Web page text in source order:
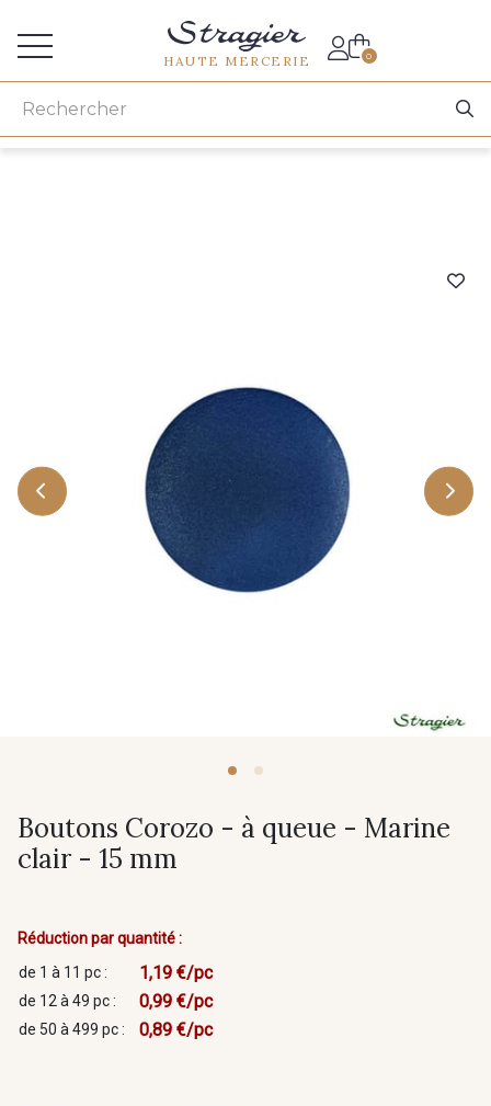
HAUTE MERCERIE 0
Boutons Corozo - à queue - Marine
clair - 15 mm
Réduction par quantité :
de 1 à 11 pc :
1,19 €/pc
de 12 à 49 pc : 0,99 €/pc
de 50 à 499 pc : 0,89 €/pc